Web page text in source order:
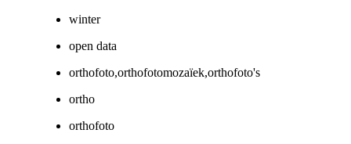
winter
open data
orthofoto,orthofotomozaïek,orthofoto's
ortho
orthofoto